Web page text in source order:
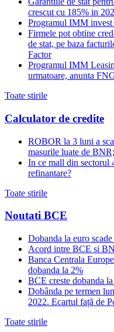
crescut cu 185% in
Programul IMM invest
Firmele pot obtine
de stat, pe baza
Factor
Programul IMM
urmatoare, anunta
Toate stirile
Calculator de credite
ROBOR la 3 luni a
masurile luate de
In ce mall din sectorul
refinantare?
Toate stirile
Noutati BCE
Dobanda la euro
Acord intre BCE si
Banca Centrala
dobanda la 2%
BCE creste dobanda
Dobânda pe termen
2022. Ecartul față de
Toate stirile